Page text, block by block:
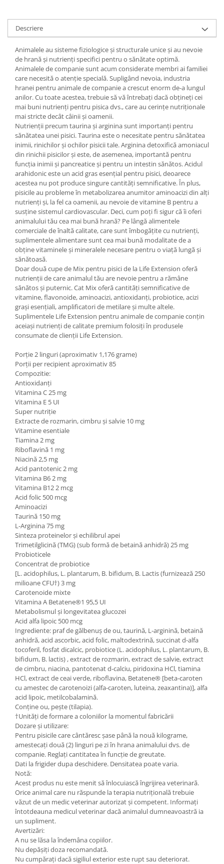
Descriere
Animalele au sisteme fiziologice și structurale unice și au nevoie
de hrană și nutrienți specifici pentru o sănătate optimă.
Animalele de companie sunt acum considerate membri ai familiei
care necesită o atenție specială. Supligând nevoia, industria
hranei pentru animale de companie a crescut enorm de-a lungul
anilor. Cu toate acestea, trebuie să vă întrebați dacă obțineți cei
mai buni nutrienți pentru pisica dvs., care au cerințe nutriționale
mai stricte decât câinii și oamenii.
Nutrienții precum taurina și arginina sunt importanți pentru
sănătatea unei pisici. Taurina este o necesitate pentru sănătatea
inimii, rinichilor și ochilor pisicii tale. Arginina detoxifică amoniacul
din rinichii pisicilor și este, de asemenea, importantă pentru
funcția inimii și pancreatice și pentru un intestin sănătos. Acidul
arahidonic este un acid gras esențial pentru pisici, deoarece
acestea nu pot produce singure cantități semnificative. În plus,
pisicile au probleme în metabolizarea anumitor aminoacizi din alți
nutrienți și, la fel ca oamenii, au nevoie de vitamine B pentru a
susține sistemul cardiovascular. Deci, cum poți fi sigur că îi oferi
animalului tău cea mai bună hrană? Pe lângă alimentele
comerciale de înaltă calitate, care sunt îmbogățite cu nutrienți,
suplimentele alimentare sunt cea mai bună modalitate de a
obține vitaminele și mineralele necesare pentru o viață lungă și
sănătoasă.
Doar două cupe de Mix pentru pisici de la Life Extension oferă
nutrienții de care animalul tău are nevoie pentru a rămâne
sănătos și puternic. Cat Mix oferă cantități semnificative de
vitamine, flavonoide, aminoacizi, antioxidanți, probiotice, acizi
grași esențiali, amplificatori de metilare și multe altele.
Suplimentele Life Extension pentru animale de companie conțin
aceiași nutrienți de calitate premium folosiți în produsele
consumate de clienții Life Extension.
Porție 2 linguri (aproximativ 1,176 grame)
Porții per recipient aproximativ 85
Compozitie:
Antioxidanți
Vitamina C 25 mg
Vitamina E 5 UI
Super nutriție
Extracte de rozmarin, cimbru și salvie 10 mg
Vitamine esentiale
Tiamina 2 mg
Riboflavină 1 mg
Niacină 2,5 mg
Acid pantotenic 2 mg
Vitamina B6 2 mg
Vitamina B12 2 mcg
Acid folic 500 mcg
Aminoacizi
Taurină 150 mg
L-Arginina 75 mg
Sinteza proteinelor și echilibrul apei
Trimetilglicină (TMG) (sub formă de betaină anhidră) 25 mg
Probioticele
Concentrat de probiotice
[L. acidophilus, L. plantarum, B. bifidum, B. Lactis (furnizează 250
milioane CFU†) 3 mg
Carotenoide mixte
Vitamina A Betatene®1 95,5 UI
Metabolismul și longevitatea glucozei
Acid alfa lipoic 500 mcg
Ingrediente: praf de gălbenuș de ou, taurină, L-arginină, betaină
anhidră, acid ascorbic, acid folic, maltodextrină, succinat d-alfa
tocoferil, fosfat dicalcic, probiotice (L. acidophilus, L. plantarum, B.
bifidum, B. lactis) , extract de rozmarin, extract de salvie, extract
de cimbru, niacina, pantotenat d-calciu, piridoxina HCl, tiamina
HCl, extract de ceai verde, riboflavina, Betatene® [beta-caroten
cu amestec de carotenoizi (alfa-caroten, luteina, zeaxantina)], alfa
acid lipoic, metilcobalamină.
Conține ou, pește (tilapia).
†Unități de formare a coloniilor la momentul fabricării
Dozare și utilizare:
Pentru pisicile care cântăresc șase până la nouă kilograme,
amestecați două (2) linguri pe zi în hrana animalului dvs. de
companie. Reglați cantitatea în funcție de greutate.
Dati la frigider dupa deschidere. Densitatea poate varia.
Notă:
Acest produs nu este menit să înlocuiască îngrijirea veterinară.
Orice animal care nu răspunde la terapia nutrițională trebuie
văzut de un medic veterinar autorizat și competent. Informați
întotdeauna medicul veterinar dacă animalul dumneavoastră ia
un supliment.
Avertizări:
A nu se lăsa la îndemâna copiilor.
Nu depășiți doza recomandată.
Nu cumpărați dacă sigiliul exterior este rupt sau deteriorat.